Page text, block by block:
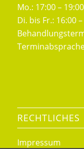
Mo.: 17:00 –
Di. bis Fr.: 16:00
RECHTLICHES
Impressum